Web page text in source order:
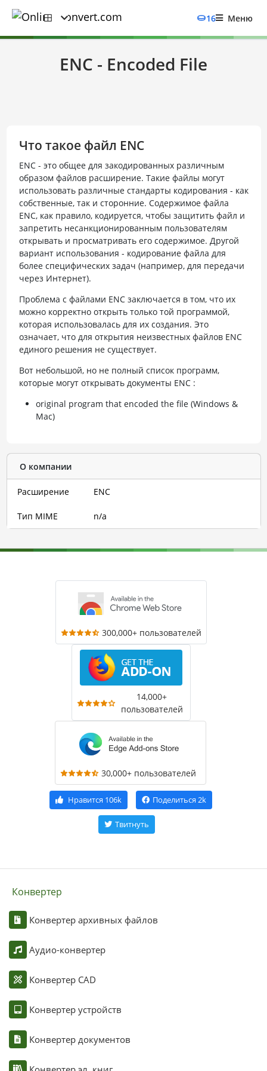
16 Меню
ENC - Encoded File
Что такое файл ENC
ENC - это общее для закодированных различным
образом файлов расширение. Такие файлы могут
использовать различные стандарты кодирования - как
собственные, так и сторонние. Содержимое файла
ENC, как правило, кодируется, чтобы защитить файл и
запретить несанкционированным пользователям
открывать и просматривать его содержимое. Другой
вариант использования - кодирование файла для
более специфических задач (например, для передачи
через Интернет).
Проблема с файлами ENC заключается в том, что их
можно корректно открыть только той программой,
которая использовалась для их создания. Это
означает, что для открытия неизвестных файлов ENC
единого решения не существует.
Вот небольшой, но не полный список программ,
которые могут открывать документы ENC :
original program that encoded the file (Windows &
Mac)
О компании
Расширение ENC
Тип MIME n/a
300,000+ пользователей
14,000+
пользователей
30,000+ пользователей
Нравится 106k Поделиться 2k
Твитнуть
Конвертер
Конвертер архивных файлов
Аудио-конвертер
Конвертер CAD
Конвертер устройств
Конвертер документов